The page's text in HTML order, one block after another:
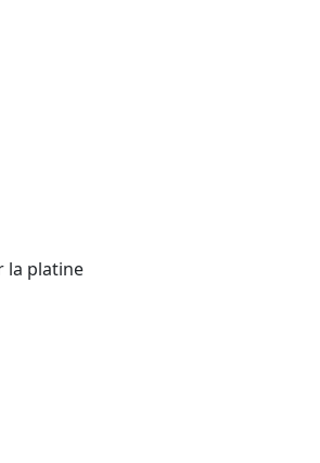
la platine